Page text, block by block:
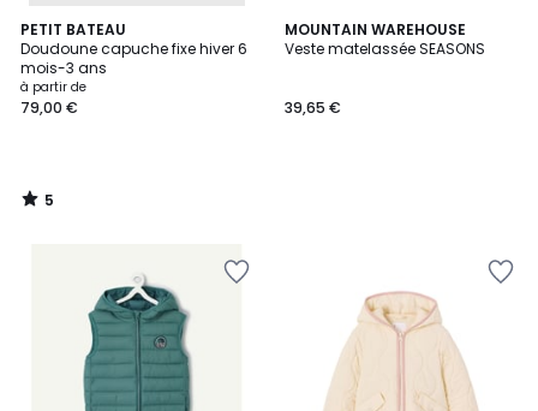
PETIT BATEAU
Doudoune capuche fixe hiver 6
mois-3 ans
à partir de
79,00 €
5
/
5
5
/
MOUNTAIN WAREHOUSE
Veste matelassée SEASONS
39,65 €